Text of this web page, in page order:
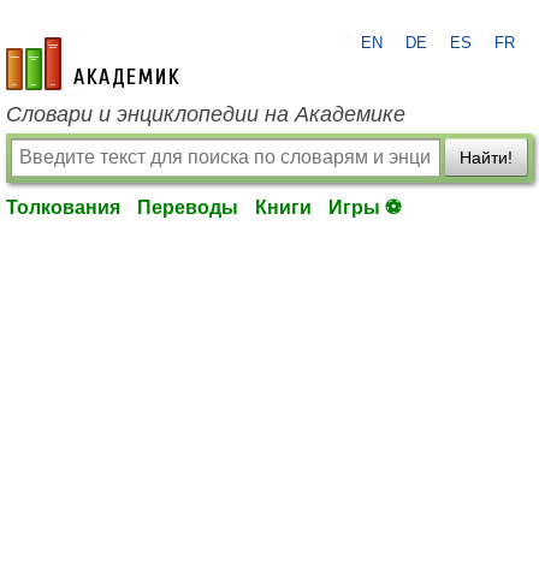
academic.ru
EN DE ES FR
Словари и энциклопедии на Академике
Найти!
Толкования Переводы Книги Игры ⚽